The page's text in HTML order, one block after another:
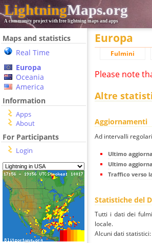
LightningMaps.org
A community project with free lightning maps and apps
Maps and statistics
Real Time
Europa
Oceania
America
Information
Apps
About
For Participants
Login
Europa
Fulmini
Please note
Altre
Aggiornamenti
Ad intervalli
Ultimo
Ultimo
Traffico verso
Statistiche del
Tutti i dati dei
locale.
Alcuni dati statistici: